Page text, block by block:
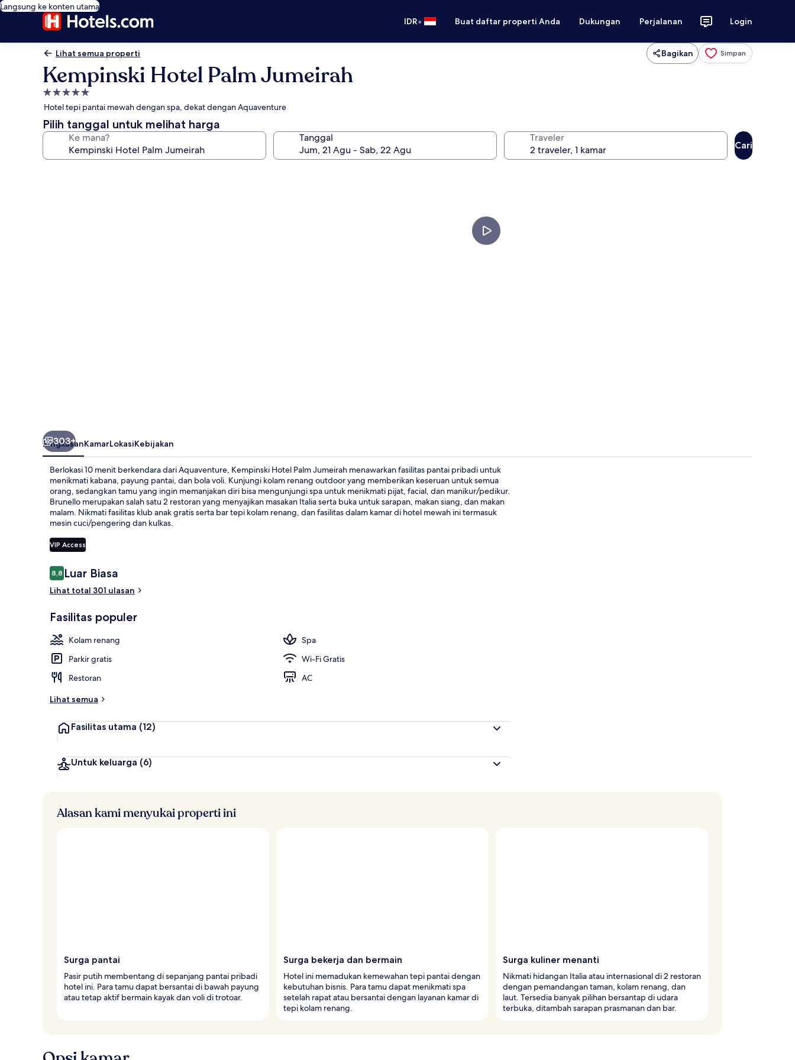
Langsung ke konten utama
IDR• Buat daftar properti Anda Dukungan Perjalanan Login
Lihat semua properti Bagikan Simpan
Kempinski Hotel Palm Jumeirah
Properti
bintang
5.0
Hotel tepi pantai mewah dengan spa, dekat dengan Aquaventure
Pilih tanggal untuk melihat harga
Ke mana? Tanggal Traveler
Cari
2 restoran; melayani sarapan, makan siang, dan makan malam
303+
RingkasanKamarLokasiKebijakan
Berlokasi 10 menit berkendara dari Aquaventure, Kempinski Hotel Palm Jumeirah menawarkan fasilitas pantai pribadi untuk
menikmati kabana, payung pantai, dan bola voli. Kunjungi kolam renang outdoor yang memberikan keseruan untuk semua
orang, sedangkan tamu yang ingin memanjakan diri bisa mengunjungi spa untuk menikmati pijat, facial, dan manikur/pedikur.
Brunello merupakan salah satu 2 restoran yang menyajikan masakan Italia serta buka untuk sarapan, makan siang, dan makan
malam. Nikmati fasilitas klub anak gratis serta bar tepi kolam renang, dan fasilitas dalam kamar di hotel mewah ini termasuk
mesin cuci/pengering dan kulkas.
VIP Access
Ulasan
8,88,8 dari 10
Luar Biasa
Lihat total 301 ulasan
Fasilitas populer
Kolam renang
Spa
Parkir gratis
Wi-Fi Gratis
Restoran
AC
Lihat semua
Fasilitas utama (12)
Untuk keluarga (6)
Alasan kami menyukai properti ini
Surga pantai
Pasir putih membentang di sepanjang pantai pribadi
hotel ini. Para tamu dapat bersantai di bawah payung
atau tetap aktif bermain kayak dan voli di trotoar.
Surga bekerja dan bermain
Hotel ini memadukan kemewahan tepi pantai dengan
kebutuhan bisnis. Para tamu dapat menikmati spa
setelah rapat atau bersantai dengan layanan kamar di
tepi kolam renang.
Surga kuliner menanti
Nikmati hidangan Italia atau internasional di 2 restoran
dengan pemandangan taman, kolam renang, dan
laut. Tersedia banyak pilihan bersantap di udara
terbuka, ditambah sarapan prasmanan dan bar.